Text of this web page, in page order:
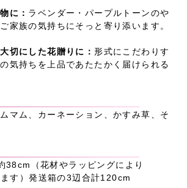
に： ラベンダー・パープルトーンのや
家族の気持ちにそっと寄り添います。
切にした花贈りに：形式にこだわりす
気持ちを上品であたたかく届けられる
マム、カーネーション、かすみ草、そ
（花材やラッピングにより
す）発送箱の3辺合計120cm